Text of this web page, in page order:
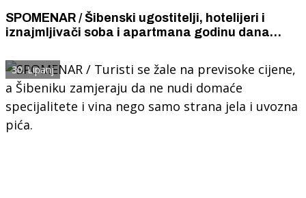
SPOMENAR / Šibenski ugostitelji, hotelijeri i
iznajmljivači soba i apartmana godinu dana
turističkoj sezoni
30. Lipanj